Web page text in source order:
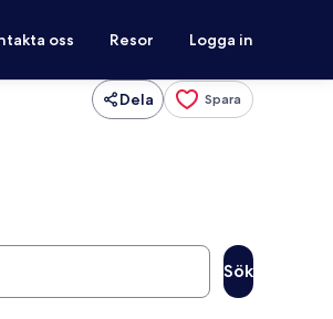
oss Resor Logga in
Dela Spara
Sök